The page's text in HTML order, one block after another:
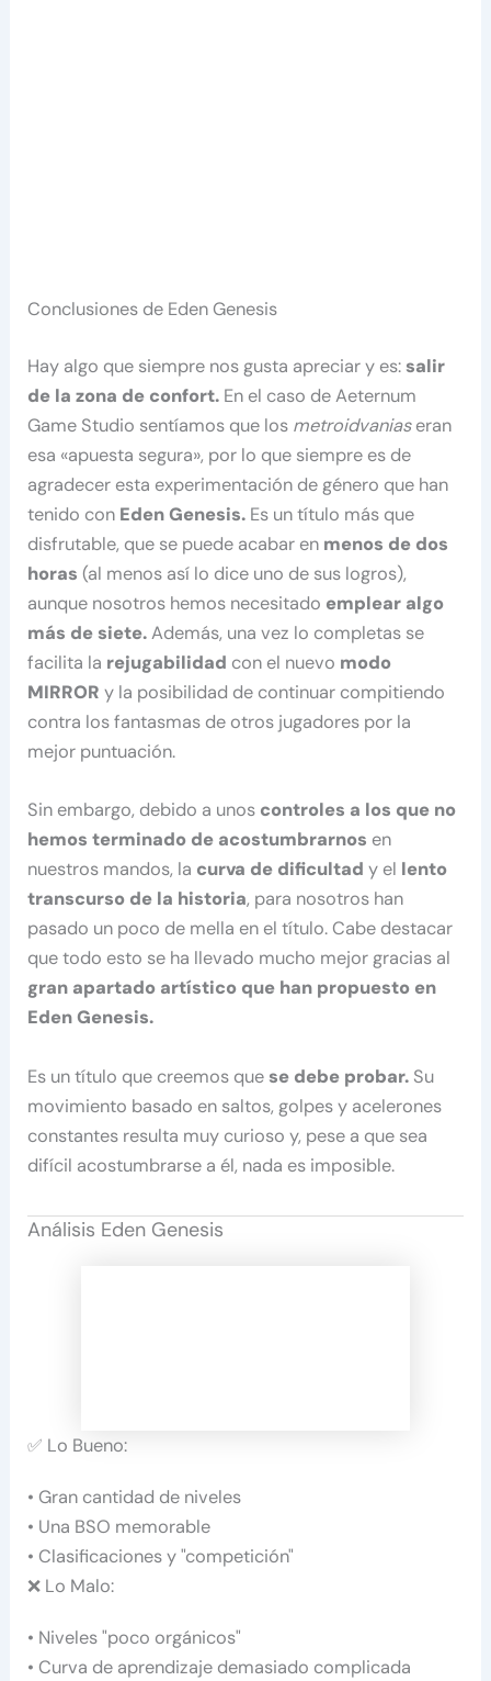
Conclusiones de Eden Genesis
Hay algo que siempre nos gusta apreciar y es:salir
de la zona de confort. En el caso de Aeternum
Game Studio sentíamos que los metroidvaniaseran
esa «apuesta segura», por lo que siempre es de
agradecer esta experimentación de género que han
tenido con Eden Genesis. Es un título más que
disfrutable, que se puede acabar en menos de dos
horas (al menos así lo dice uno de sus logros),
aunque nosotros hemos necesitado emplear algo
más de siete.Además, una vez lo completas se
facilita la rejugabilidad con el nuevo modo
MIRROR y la posibilidad de continuar compitiendo
contra los fantasmas de otros jugadores por la
mejor puntuación.
Sin embargo, debido a unos controles a los que no
hemos terminado de acostumbrarnos en
nuestros mandos, la curva de dificultad y el lento
transcurso de la historia, para nosotros han
pasado un poco de mella en el título. Cabe destacar
que todo esto se ha llevado mucho mejor gracias al
gran apartado artístico que han propuesto en
Eden Genesis.
Es un título que creemos quese debe probar. Su
movimiento basado en saltos, golpes y acelerones
constantes resulta muy curioso y, pese a que sea
difícil acostumbrarse a él, nada es imposible.
Análisis Eden Genesis
✅ Lo Bueno:
• Gran cantidad de niveles
• Una BSO memorable
• Clasificaciones y "competición"
❌ Lo Malo:
• Niveles "poco orgánicos"
• Curva de aprendizaje demasiado complicada